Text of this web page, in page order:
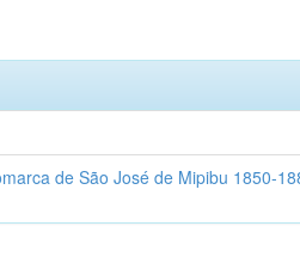
de São José de Mipibu 1850-